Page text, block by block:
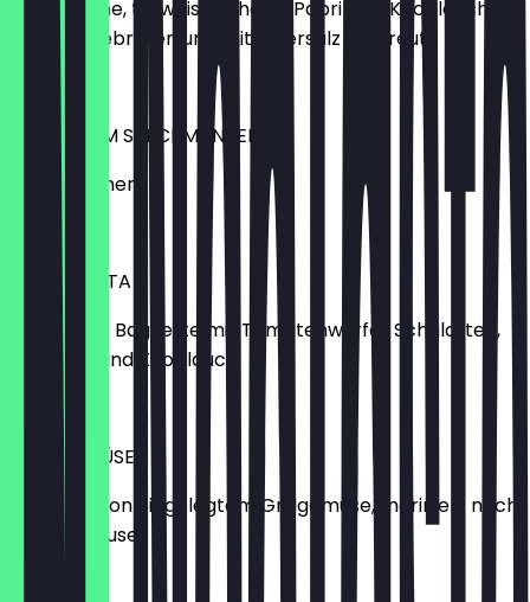
kleine grüne, teilweise scharfe Paprika in Knoblauch-
Olivenöl gebraten und mit Meersalz bestreut
6,50 €
DATTELN IM SPECKMANTEL
im Pfännchen
6,50 €
BRUSCHETTA
knuspriges Baguette mit Tomatenwürfel, Schalotten,
Basilikum und Knoblauch
6,90 €
GRILLGEMÜSE
Variation von eingelegtem Grillgemüse, mariniert nach
Art des Hauses